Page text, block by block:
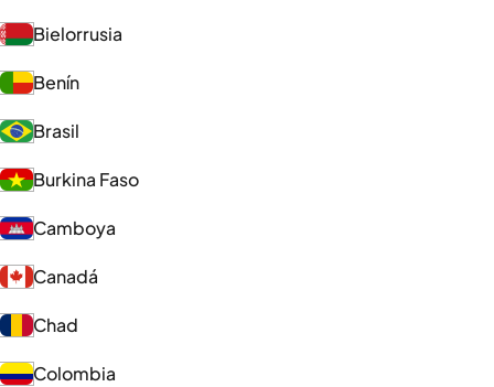
Bielorrusia
Benín
Brasil
Burkina Faso
Camboya
Canadá
Chad
Colombia